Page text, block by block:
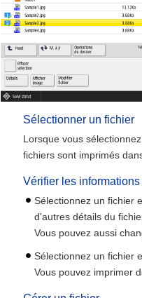
Sélectionner un fichier
Lorsque vous
fichiers sont imprimés
Vérifier les
Sélectionnez un fichier
d'autres détails du
Vous pouvez aussi
Sélectionnez un fichier
Vous pouvez imprimer